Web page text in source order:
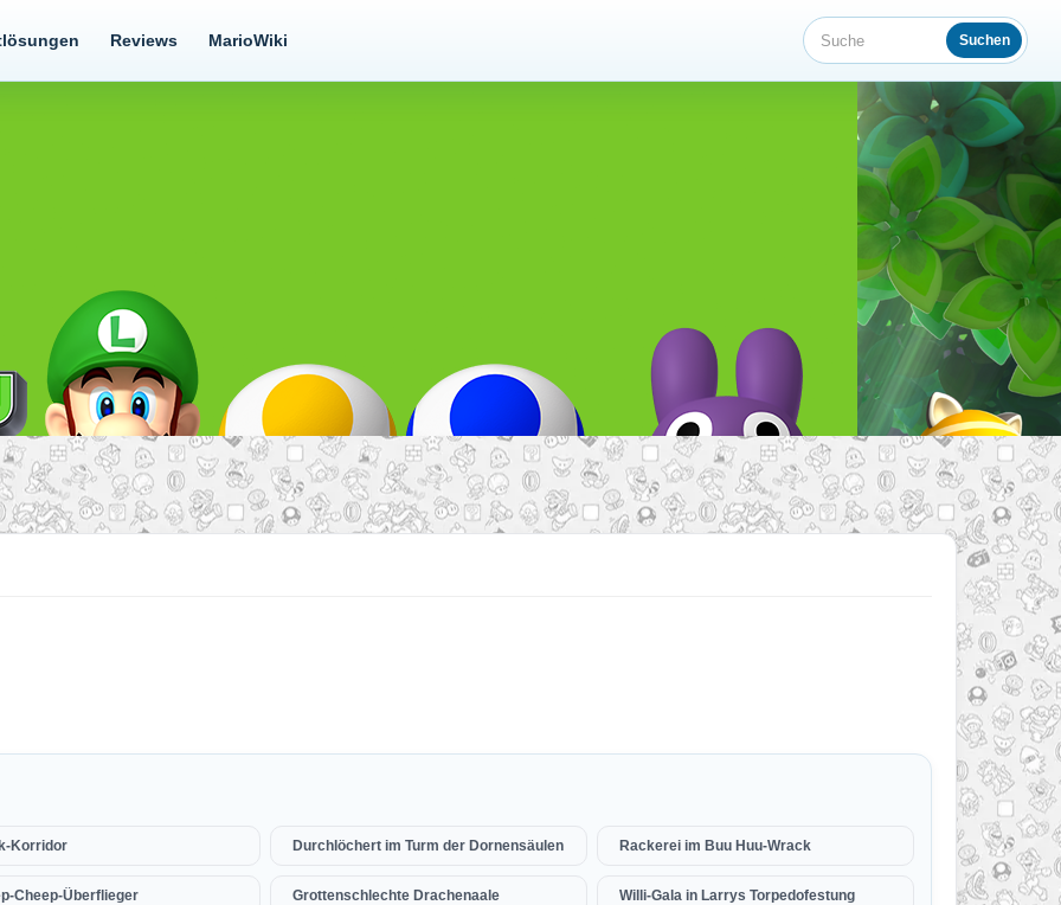
Reviews MarioWiki Suche Suchen
Korridor Durchlöchert im Turm der Dornensäulen Rackerei im Buu Huu-Wrack
Cheep-Überflieger Grottenschlechte Drachenaale Willi-Gala in Larrys Torpedofestung